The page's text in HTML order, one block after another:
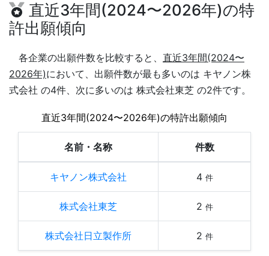
直近3年間(2024〜2026年)の特
許出願傾向
各企業の出願件数を比較すると、 直近3年間(2024〜
2026年)において、出願件数が最も多いのは キヤノン株
式会社 の4件、次に多いのは 株式会社東芝 の2件です。
直近3年間(2024〜2026年)の特許出願傾向
名前・名称 件数
キヤノン株式会社 4 件
株式会社東芝 2 件
株式会社日立製作所 2 件